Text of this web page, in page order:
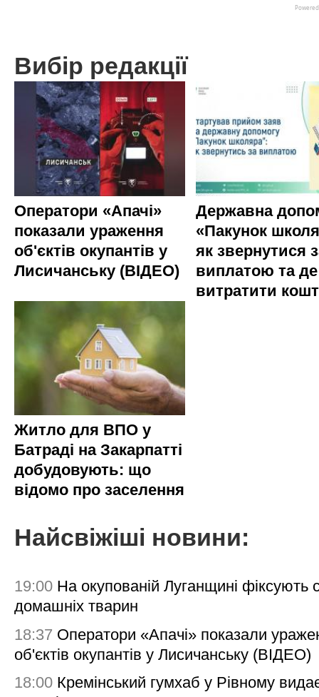
Вибір редакції
Оператори «Апачі»
показали ураження
об'єктів окупантів у
Лисичанську (ВІДЕО)
Державна
«Пакунок
як звернутися
виплатою та де
витратити
Житло для ВПО у
Батраді на Закарпатті
добудовують: що
відомо про заселення
Найсвіжіші новини:
19:00 На окупованій Луганщині фіксують
домашніх тварин
18:37 Оператори «Апачі» показали
об'єктів окупантів у Лисичанську (ВІДЕО)
18:00 Кремінський гумхаб у Рівному